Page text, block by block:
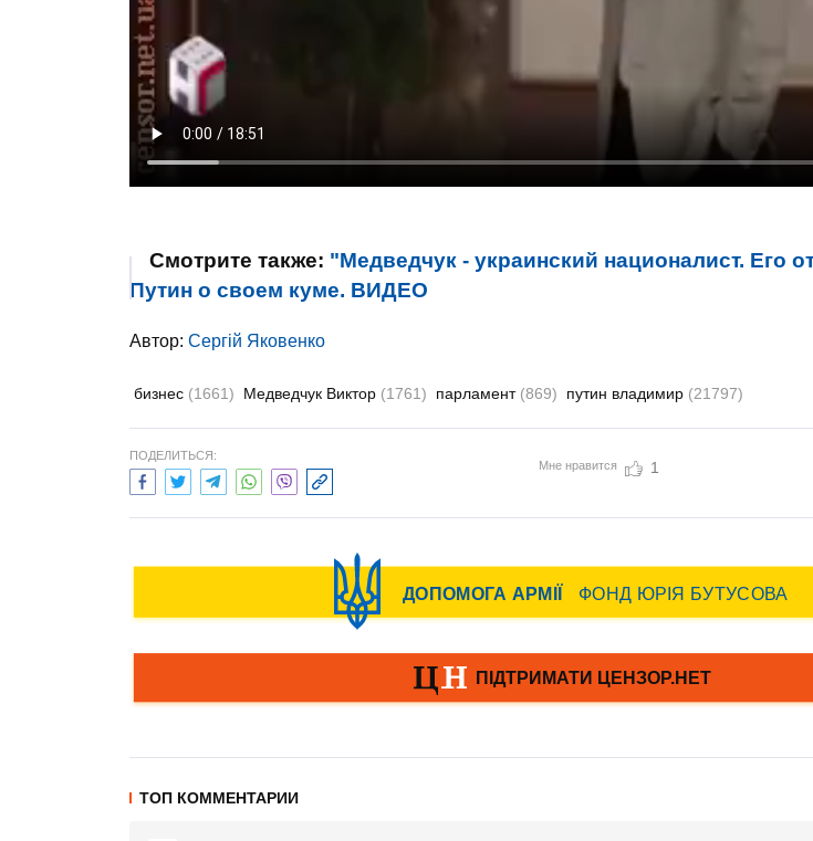
Смотрите также: "Медведчук - украинский националист. Его
Путин о своем куме. ВИДЕО
Автор: Сергій Яковенко
бизнес (1661) Медведчук Виктор (1761) парламент (869) путин владимир (21797)
ПОДЕЛИТЬСЯ:
Мне нравится 1
ТОП КОММЕНТАРИИ